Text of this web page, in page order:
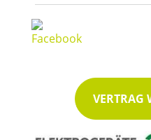
VERTRAG